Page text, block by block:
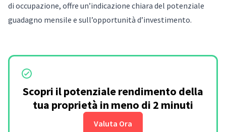
di occupazione, offre un’indicazione chiara del potenziale
guadagno mensile e sull’opportunità d’investimento.
Scopri il potenziale rendimento della
tua proprietà in meno di 2 minuti
Valuta Ora